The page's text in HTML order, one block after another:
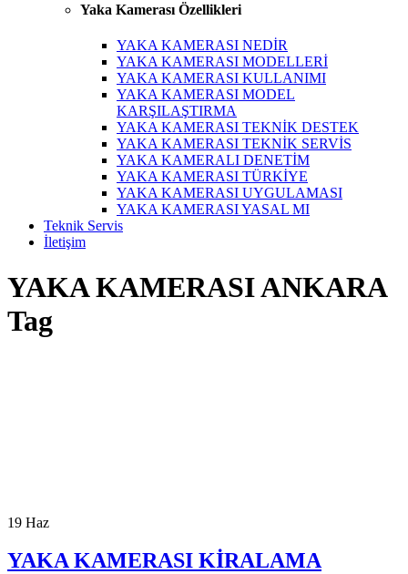
Yaka Kamerası Özellikleri
YAKA KAMERASI NEDİR
YAKA KAMERASI MODELLERİ
YAKA KAMERASI KULLANIMI
YAKA KAMERASI MODEL
KARŞILAŞTIRMA
YAKA KAMERASI TEKNİK DESTEK
YAKA KAMERASI TEKNİK SERVİS
YAKA KAMERALI DENETİM
YAKA KAMERASI TÜRKİYE
YAKA KAMERASI UYGULAMASI
YAKA KAMERASI YASAL MI
Teknik Servis
İletişim
YAKA KAMERASI ANKARA
Tag
19 Haz
YAKA KAMERASI KİRALAMA